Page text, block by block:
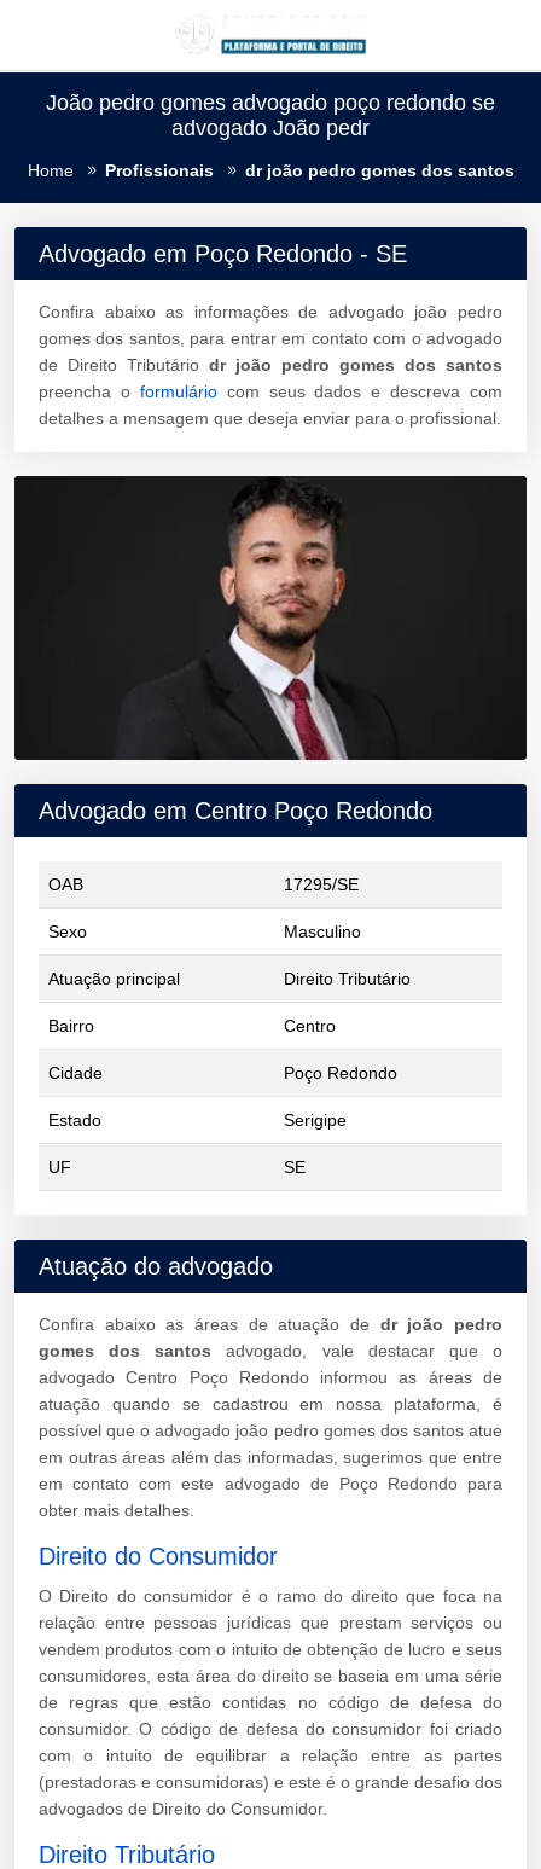
João pedro gomes advogado poço redondo se
advogado João pedr
Home Profissionais dr joão pedro gomes dos santos
Advogado em Poço Redondo - SE
Confira abaixo as informações de advogado joão pedro
gomes dos santos, para entrar em contato com o advogado
de Direito Tributário dr joão pedro gomes dos santos
preencha o formuláriocom seus dados e descreva com
detalhes a mensagem que deseja enviar para o profissional.
Advogado em Centro Poço Redondo
OAB 17295/SE
Sexo Masculino
Atuação principal Direito Tributário
Bairro Centro
Cidade Poço Redondo
Estado Serigipe
UF SE
Atuação do advogado
Confira abaixo as áreas de atuação de dr joão pedro
gomes dos santos advogado, vale destacar que o
advogado Centro Poço Redondo informou as áreas de
atuação quando se cadastrou em nossa plataforma, é
possível que o advogado joão pedro gomes dos santos atue
em outras áreas além das informadas, sugerimos que entre
em contato com este advogado de Poço Redondo para
obter mais detalhes.
Direito do Consumidor
O Direito do consumidor é o ramo do direito que foca na
relação entre pessoas jurídicas que prestam serviços ou
vendem produtos com o intuito de obtenção de lucro e seus
consumidores, esta área do direito se baseia em uma série
de regras que estão contidas no código de defesa do
consumidor. O código de defesa do consumidor foi criado
com o intuito de equilibrar a relação entre as partes
(prestadoras e consumidoras) e este é o grande desafio dos
advogados de Direito do Consumidor.
Direito Tributário